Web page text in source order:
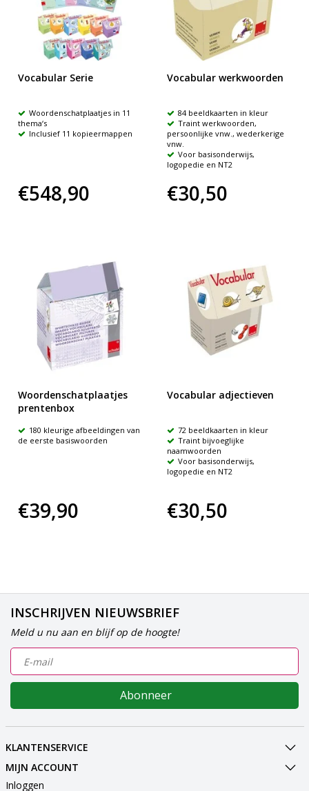
Vocabular Serie
Woordenschatplaatjes in 11
thema‘s
Inclusief 11 kopieermappen
€548,90
Vocabular werkwoorden
84 beeldkaarten in kleur
Traint werkwoorden,
persoonlijke vnw., wederkerige
vnw.
Voor basisonderwijs,
logopedie en NT2
€30,50
Woordenschatplaatjes
prentenbox
180 kleurige afbeeldingen van
de eerste basiswoorden
€39,90
Vocabular adjectieven
72 beeldkaarten in kleur
Traint bijvoeglijke
naamwoorden
Voor basisonderwijs,
logopedie en NT2
€30,50
INSCHRIJVEN NIEUWSBRIEF
Meld u nu aan en blijf op de hoogte!
Abonneer
KLANTENSERVICE
MIJN ACCOUNT
Inloggen